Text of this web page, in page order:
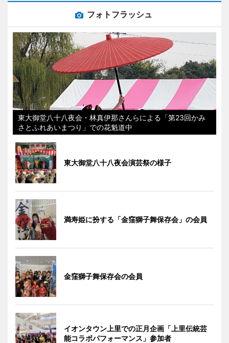
フォトフラッシュ
東大御堂八十八夜会・林真伊那さんらによる「第23回かみ
さとふれあいまつり」での花魁道中
東大御堂八十八夜会演芸祭の様子
満寿姫に扮する「金窪獅子舞保存会」の会員
金窪獅子舞保存会の会員
イオンタウン上里での正月企画「上里伝統芸
能コラボパフォーマンス」参加者